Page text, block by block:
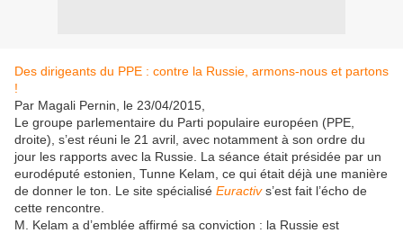
Des dirigeants du PPE : contre la Russie, armons-nous et partons
!
Par Magali Pernin, le 23/04/2015,
Le groupe parlementaire du Parti populaire européen (PPE,
droite), s’est réuni le 21 avril, avec notamment à son ordre du
jour les rapports avec la Russie. La séance était présidée par un
eurodéputé estonien, Tunne Kelam, ce qui était déjà une manière
de donner le ton. Le site spécialisé Euractiv s’est fait l’écho de
cette rencontre.
M. Kelam a d’emblée affirmé sa conviction : la Russie est